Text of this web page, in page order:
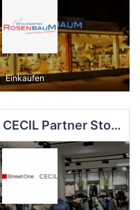
Einkaufen
CECIL Partner Store Jülich